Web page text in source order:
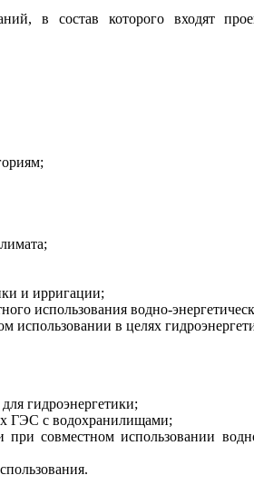
в состав которого входят
и ирригации;
использования водно-
использовании в целях
гидроэнергетики;
ГЭС с водохранилищами;
совместном использовании